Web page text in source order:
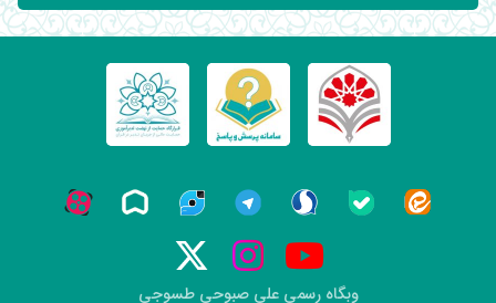
وبگاه رسمی علی صبوحی طسوجی